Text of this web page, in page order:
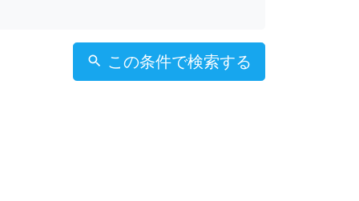
この条件で検索する